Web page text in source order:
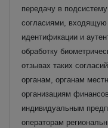
передачу в
согласиями,
идентификации и
обработку
отзывах таких
органам, органам
организациям
индивидуальным
операторам